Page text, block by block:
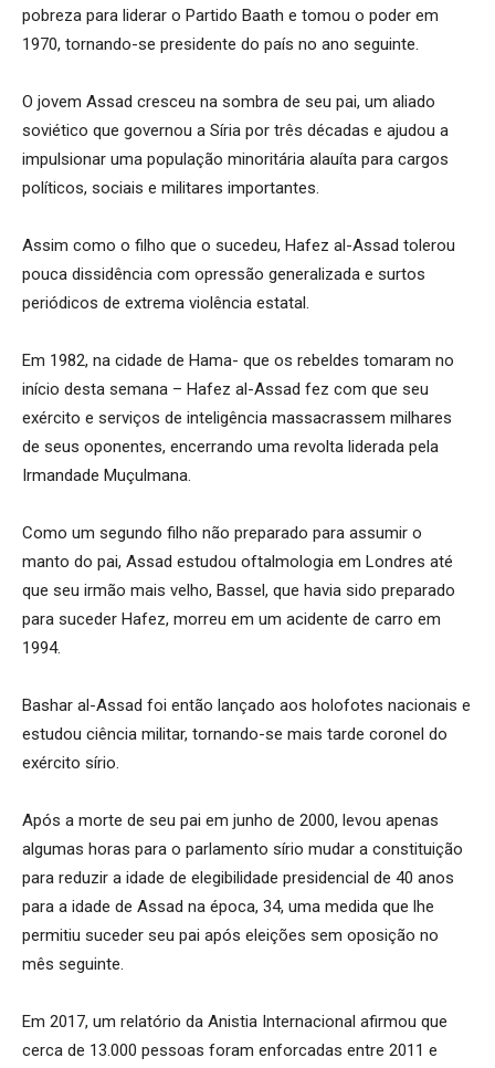
pobreza para liderar o Partido Baath e tomou o poder em
1970, tornando-se presidente do país no ano seguinte.
O jovem Assad cresceu na sombra de seu pai, um aliado
soviético que governou a Síria por três décadas e ajudou a
impulsionar uma população minoritária alauíta para cargos
políticos, sociais e militares importantes.
Assim como o filho que o sucedeu, Hafez al-Assad tolerou
pouca dissidência com opressão generalizada e surtos
periódicos de extrema violência estatal.
Em 1982, na cidade de Hama- que os rebeldes tomaram no
início desta semana – Hafez al-Assad fez com que seu
exército e serviços de inteligência massacrassem milhares
de seus oponentes, encerrando uma revolta liderada pela
Irmandade Muçulmana.
Como um segundo filho não preparado para assumir o
manto do pai, Assad estudou oftalmologia em Londres até
que seu irmão mais velho, Bassel, que havia sido preparado
para suceder Hafez, morreu em um acidente de carro em
1994.
Bashar al-Assad foi então lançado aos holofotes nacionais e
estudou ciência militar, tornando-se mais tarde coronel do
exército sírio.
Após a morte de seu pai em junho de 2000, levou apenas
algumas horas para o parlamento sírio mudar a constituição
para reduzir a idade de elegibilidade presidencial de 40 anos
para a idade de Assad na época, 34, uma medida que lhe
permitiu suceder seu pai após eleições sem oposição no
mês seguinte.
Em 2017, um relatório da Anistia Internacional afirmou que
cerca de 13.000 pessoas foram enforcadas entre 2011 e